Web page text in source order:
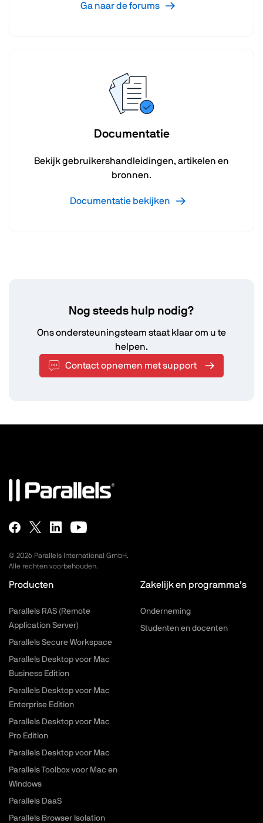
Ga naar de forums
Documentatie
Bekijk gebruikershandleidingen, artikelen en
bronnen.
Documentatie bekijken
Nog steeds hulp nodig?
Ons ondersteuningsteam staat klaar om u te
helpen.
Contact opnemen met support
© 2026 Parallels International GmbH.
Alle rechten voorbehouden.
Producten
Parallels RAS (Remote
Application Server)
Parallels Secure Workspace
Parallels Desktop voor Mac
Business Edition
Parallels Desktop voor Mac
Enterprise Edition
Parallels Desktop voor Mac
Pro Edition
Parallels Desktop voor Mac
Parallels Toolbox voor Mac en
Windows
Parallels DaaS
Parallels Browser Isolation
Zakelijk en programma’s
Onderneming
Studenten en docenten